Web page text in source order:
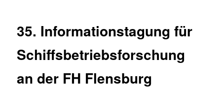
35. Informationstagung für
Schiffsbetriebsforschung
an der FH Flensburg